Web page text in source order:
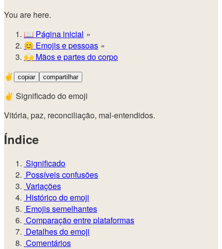
You are here.
📖 Página inicial
😊️ Emojis e pessoas
🙌 Mãos e partes do corpo
✌️
copiar compartilhar
✌️ Significado do emoji
Vitória, paz, reconciliação, mal-entendidos.
Índice
Significado
Possíveis confusões
Variações
Histórico do emoji
Emojis semelhantes
Comparação entre plataformas
Detalhes do emoji
Comentários